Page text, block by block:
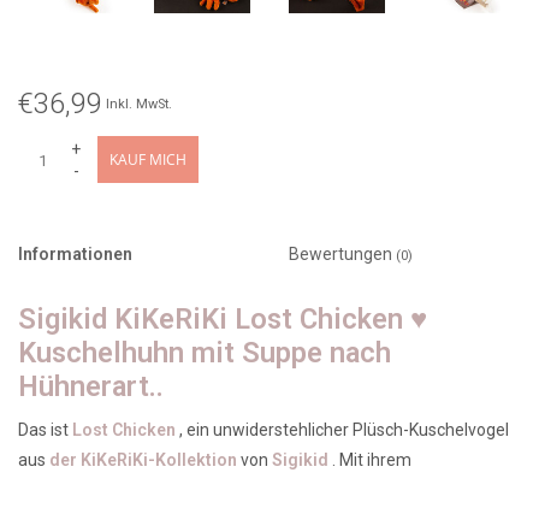
€36,99 Inkl. MwSt.
+
-
KAUF MICH
Informationen Bewertungen (0)
Sigikid KiKeRiKi Lost Chicken ♥
Kuschelhuhn mit Suppe nach
Hühnerart..
Das ist Lost Chicken , ein unwiderstehlicher Plüsch-Kuschelvogel
aus der KiKeRiKi-Kollektion von Sigikid . Mit ihrem